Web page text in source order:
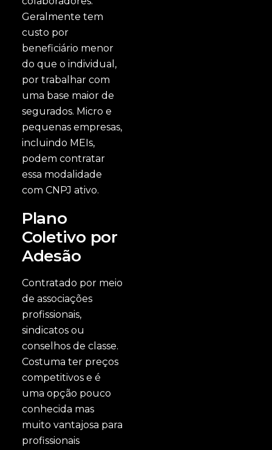
Geralmente tem
custo por
beneficiário menor
do que o individual,
por trabalhar com
uma base maior de
segurados. Micro e
pequenas empresas,
incluindo MEIs,
podem contratar
essa modalidade
com CNPJ ativo.
Plano
Coletivo por
Adesão
Contratado por meio
de associações
profissionais,
sindicatos ou
conselhos de classe.
Costuma ter preços
competitivos e é
uma opção pouco
conhecida mas
muito vantajosa para
profissionais